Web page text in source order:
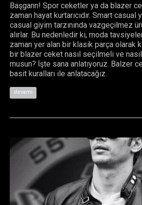
Başgann! Spor ceketler ya da blazer
zaman hayat kurtarıcıdır. Smart casual
casual giyim tarzınında vazgeçilmez
alırlar. Bu nedenledir ki, moda
zaman yer alan bir klasik parça olarak
bir blazer ceket nasıl seçilmeli ve
musun? İşte sana anlatıyoruz. Balzer
basit kuralları ile anlatacağız.
devamı